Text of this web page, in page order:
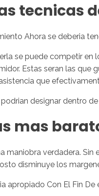
tecnicas
Ahora se deberia
se puede competir en
Estas seran las que
que
designar dentro
mas
maniobra verdadera.
disminuye los
apropiado Con El Fin